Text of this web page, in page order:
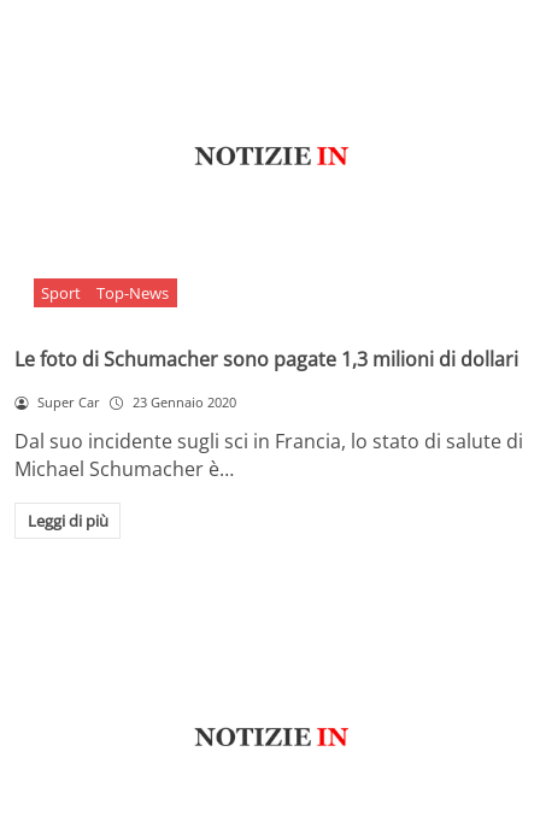
Sport Top-News
Le foto di Schumacher sono pagate 1,3 milioni di dollari
Super Car 23 Gennaio 2020
Dal suo incidente sugli sci in Francia, lo stato di salute di
Michael Schumacher è…
Leggi di più